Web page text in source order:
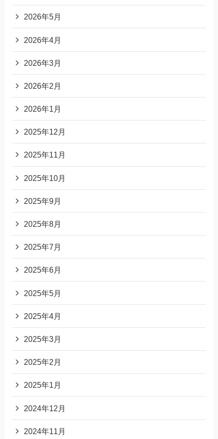
2026年5月
2026年4月
2026年3月
2026年2月
2026年1月
2025年12月
2025年11月
2025年10月
2025年9月
2025年8月
2025年7月
2025年6月
2025年5月
2025年4月
2025年3月
2025年2月
2025年1月
2024年12月
2024年11月